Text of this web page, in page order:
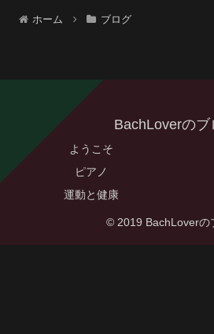
ホーム ブログ
BachLoverのブ
ようこそ
ピアノ
運動と健康
© 2019 BachLoverの